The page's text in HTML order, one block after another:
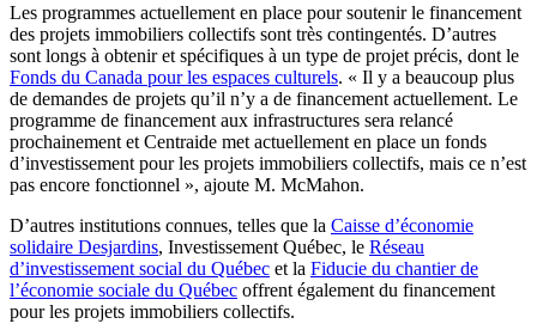
Les programmes actuellement en place pour soutenir le financement
des projets immobiliers collectifs sont très contingentés. D’autres
sont longs à obtenir et spécifiques à un type de projet précis, dont le
Fonds du Canada pour les espaces culturels. « Il y a beaucoup plus
de demandes de projets qu’il n’y a de financement actuellement. Le
programme de financement aux infrastructures sera relancé
prochainement et Centraide met actuellement en place un fonds
d’investissement pour les projets immobiliers collectifs, mais ce n’est
pas encore fonctionnel », ajoute M. McMahon.
D’autres institutions connues, telles que la Caisse d’économie
solidaire Desjardins, Investissement Québec, le Réseau
d’investissement social du Québec et la Fiducie du chantier de
l’économie sociale du Québec offrent également du financement
pour les projets immobiliers collectifs.